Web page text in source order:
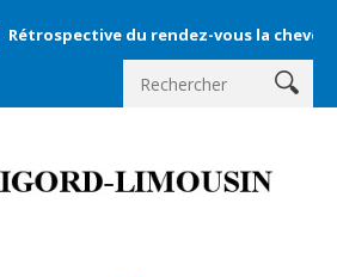
du rendez-vous la chevêche 2026 !